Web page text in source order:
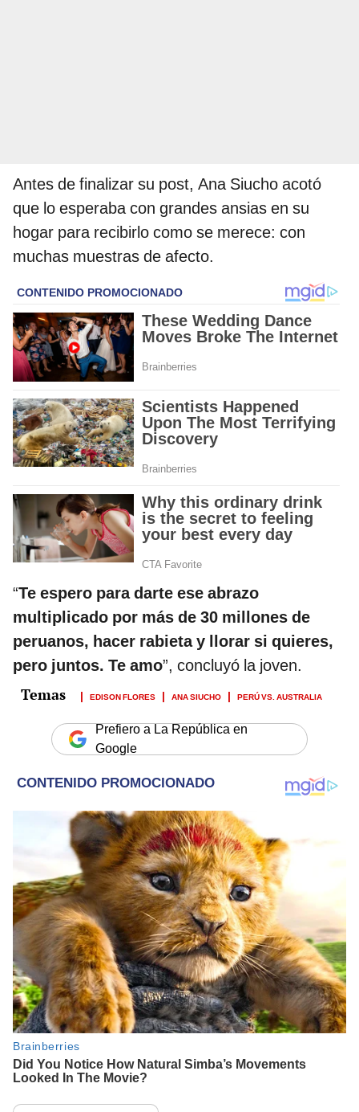
Antes de finalizar su post, Ana Siucho acotó
que lo esperaba con grandes ansias en su
hogar para recibirlo como se merece: con
muchas muestras de afecto.
“Te espero para darte ese abrazo
multiplicado por más de 30 millones de
peruanos, hacer rabieta y llorar si quieres,
pero juntos. Te amo”, concluyó la joven.
EDISON FLORES ANA SIUCHO PERÚ VS. AUSTRALIA
Prefiero a La República en
Google